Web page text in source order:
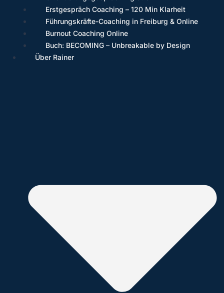
Erstgespräch Coaching – 120 Min Klarheit
Führungskräfte-Coaching in Freiburg & Online
Burnout Coaching Online
Buch: BECOMING – Unbreakable by Design
Über Rainer